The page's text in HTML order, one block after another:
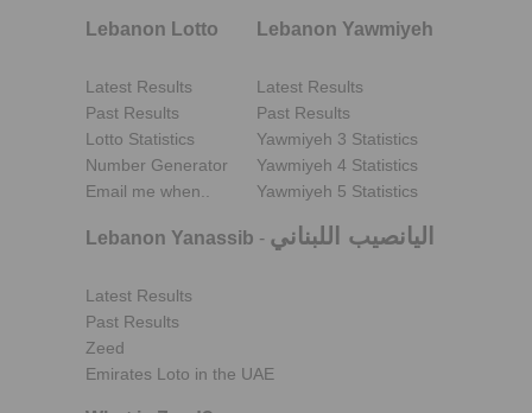
Lebanon Lotto
Latest Results
Past Results
Lotto Statistics
Number Generator
Email me when..
Lebanon Yawmiyeh
Latest Results
Past Results
Yawmiyeh 3 Statistics
Yawmiyeh 4 Statistics
Yawmiyeh 5 Statistics
Lebanon Yanassib - اليانصيب اللبناني
Latest Results
Past Results
Zeed
Emirates Loto in the UAE